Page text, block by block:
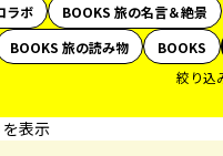
ラボ
BOOKS 旅の名言＆絶景
BOOKS 旅の読み物 BOOKS
絞り込
表示